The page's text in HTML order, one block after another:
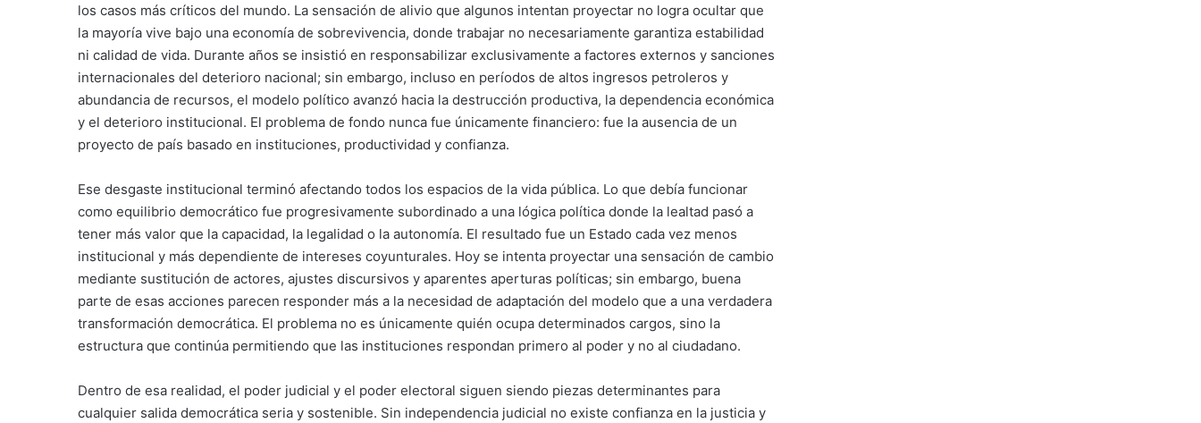
los casos más críticos del mundo. La sensación de alivio que algunos intentan proyectar no logra ocultar que
la mayoría vive bajo una economía de sobrevivencia, donde trabajar no necesariamente garantiza estabilidad
ni calidad de vida. Durante años se insistió en responsabilizar exclusivamente a factores externos y sanciones
internacionales del deterioro nacional; sin embargo, incluso en períodos de altos ingresos petroleros y
abundancia de recursos, el modelo político avanzó hacia la destrucción productiva, la dependencia económica
y el deterioro institucional. El problema de fondo nunca fue únicamente financiero: fue la ausencia de un
proyecto de país basado en instituciones, productividad y confianza.
Ese desgaste institucional terminó afectando todos los espacios de la vida pública. Lo que debía funcionar
como equilibrio democrático fue progresivamente subordinado a una lógica política donde la lealtad pasó a
tener más valor que la capacidad, la legalidad o la autonomía. El resultado fue un Estado cada vez menos
institucional y más dependiente de intereses coyunturales. Hoy se intenta proyectar una sensación de cambio
mediante sustitución de actores, ajustes discursivos y aparentes aperturas políticas; sin embargo, buena
parte de esas acciones parecen responder más a la necesidad de adaptación del modelo que a una verdadera
transformación democrática. El problema no es únicamente quién ocupa determinados cargos, sino la
estructura que continúa permitiendo que las instituciones respondan primero al poder y no al ciudadano.
Dentro de esa realidad, el poder judicial y el poder electoral siguen siendo piezas determinantes para
cualquier salida democrática seria y sostenible. Sin independencia judicial no existe confianza en la justicia y